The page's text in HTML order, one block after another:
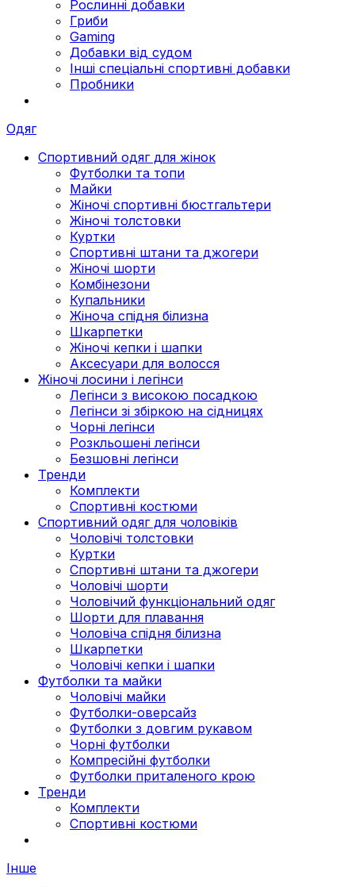
Рослинні добавки
Гриби
Gaming
Добавки від судом
Інші спеціальні спортивні добавки
Пробники
Одяг
Спортивний одяг для жінок
Футболки та топи
Майки
Жіночі спортивні бюстгальтери
Жіночі толстовки
Куртки
Спортивні штани та джогери
Жіночі шорти
Комбінезони
Купальники
Жіноча спідня білизна
Шкарпетки
Жіночі кепки і шапки
Аксесуари для волосся
Жіночі лосини і легінси
Легінси з високою посадкою
Легінси зі збіркою на сідницях
Чорні легінси
Розкльошені легінси
Безшовні легінси
Тренди
Комплекти
Спортивні костюми
Спортивний одяг для чоловіків
Чоловічі толстовки
Куртки
Спортивні штани та джогери
Чоловічі шорти
Чоловічий функціональний одяг
Шорти для плавання
Чоловіча спідня білизна
Шкарпетки
Чоловічі кепки і шапки
Футболки та майки
Чоловічі майки
Футболки-оверсайз
Футболки з довгим рукавом
Чорні футболки
Компресійні футболки
Футболки приталеного крою
Тренди
Комплекти
Спортивні костюми
Інше